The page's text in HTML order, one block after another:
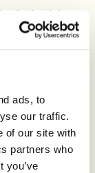
ads, to
our traffic.
of our site with
partners who
you’ve
økologiske
som
prioriterer
«Det